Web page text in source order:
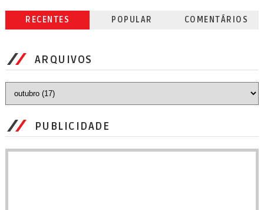
RECENTES POPULAR COMENTÁRIOS
ARQUIVOS
PUBLICIDADE